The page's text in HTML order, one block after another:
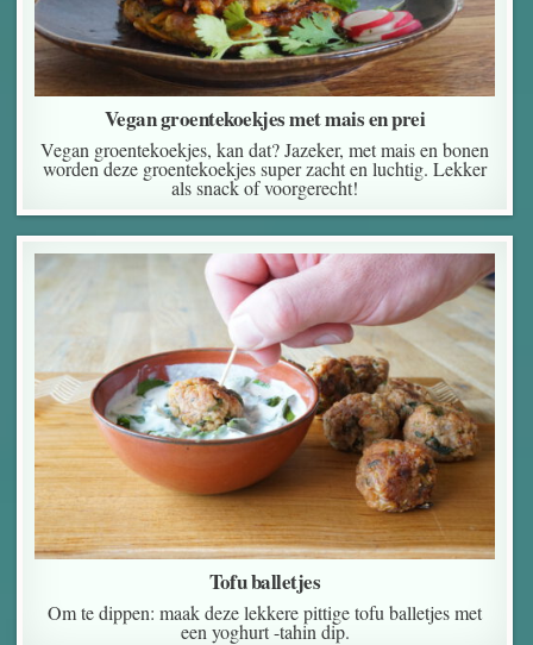
Vegan groentekoekjes met mais en prei
Vegan groentekoekjes, kan dat? Jazeker, met mais en bonen
worden deze groentekoekjes super zacht en luchtig. Lekker
als snack of voorgerecht!
Tofu balletjes
Om te dippen: maak deze lekkere pittige tofu balletjes met
een yoghurt -tahin dip.